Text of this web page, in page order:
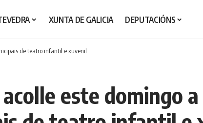
XUNTA DE GALICIA DEPUTACIÓNS
de teatro infantil e xuvenil
este domingo